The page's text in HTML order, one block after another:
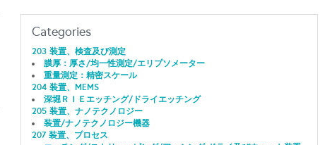
Categories
203 装置、検査及び測定
膜厚：厚さ/均一性測定/エリプソメーター
重量測定：精密スケール
204 装置、MEMS
深堀ＲＩＥエッチング/ドライエッチング
205 装置、ナノテクノロジー
装置/ナノテクノロジー機器
207 装置、プロセス